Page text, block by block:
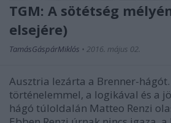
TGM: A sötétség
elsejére)
TamásGáspárMiklós • 2016. május 02.
Ausztria lezárta a Brenner-
történelemmel, a logikával és a
hágó túloldalán Matteo Renzi